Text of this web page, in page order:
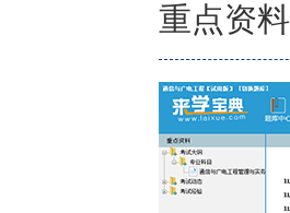
重点资料